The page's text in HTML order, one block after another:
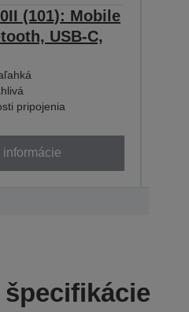
(101): Mobile
USB-C,
pripojenia
informácie